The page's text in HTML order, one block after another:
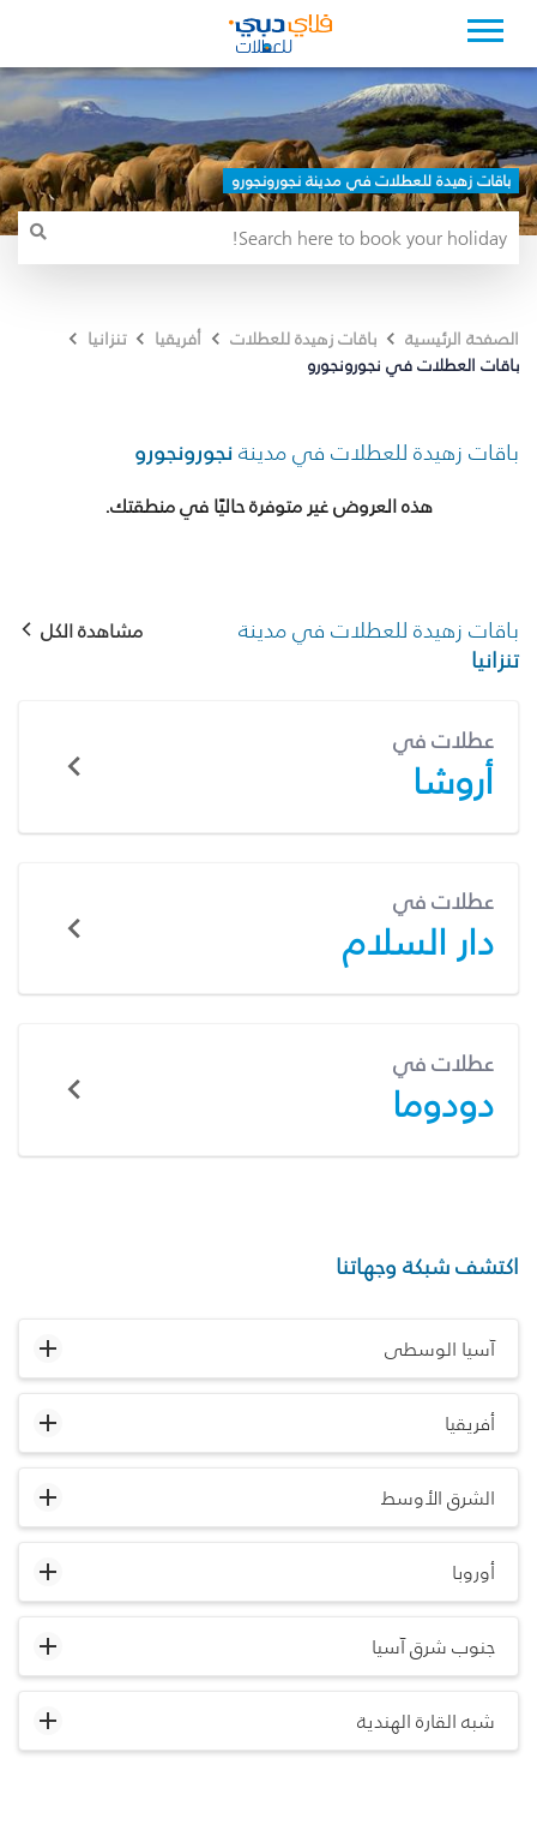
باقات زهيدة للعطلات في مدينة نجورونجورو
الصفحة الرئيسية باقات زهيدة للعطلات أفريقيا
تنزانيا
باقات العطلات في نجورونجورو
باقات زهيدة للعطلات في مدينةنجورونجورو
هذه العروض غير متوفرة حاليًا في منطقتك.
باقات زهيدة للعطلات في مدينة
تنزانيا
مشاهدة الكل
عطلات في
أروشا
عطلات في
دار السلام
عطلات في
دودوما
اكتشف شبكة وجهاتنا
آسيا الوسطى
أفريقيا
الشرق الأوسط
أوروبا
جنوب شرق آسيا
شبه القارة الهندية